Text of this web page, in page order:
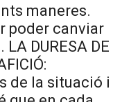
maneres.
poder canviar
DURESA DE
de la situació i